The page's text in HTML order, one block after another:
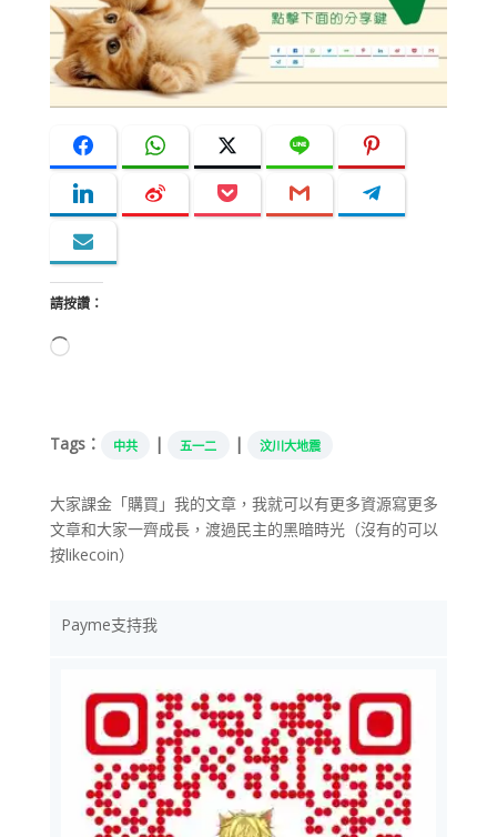
請按讚：
正
Tags：
中共 | 五一二 | 汶川大地震
大家課金「購買」我的文章，我就可以有更多資源寫更多
文章和大家一齊成長，渡過民主的黑暗時光（沒有的可以
按likecoin）
Payme支持我